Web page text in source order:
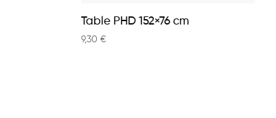
Table PHD 152×76 cm
9,30 €